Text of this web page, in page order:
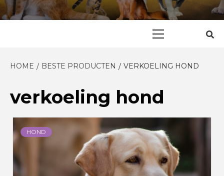
HOME BESTE PRODUCTEN VERKOELING HOND
verkoeling hond
HOND